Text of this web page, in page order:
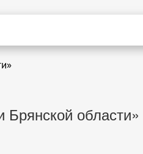
Брянской области»